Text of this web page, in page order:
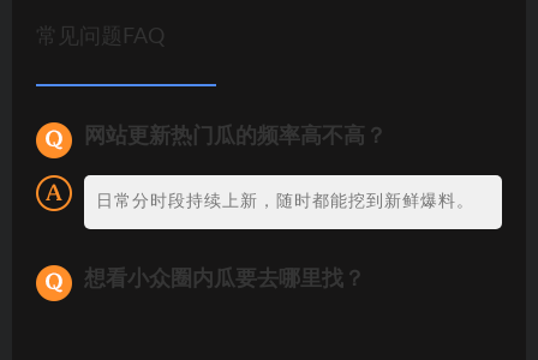
常见问题FAQ
网站更新热门瓜的频率高不高？
日常分时段持续上新，随时都能挖到新鲜爆料。
想看小众圈内瓜要去哪里找？